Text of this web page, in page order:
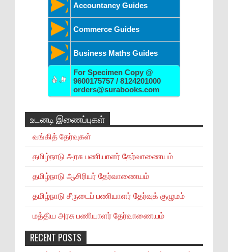
Accountancy Guides
Commerce Guides
Business Maths Guides
For Specimen Copy @
9600175757 / 8124201000
orders@surabooks.com
உடனடி இணைப்புகள்
வங்கித் தேர்வுகள்
தமிழ்நாடு அரசு பணியாளர் தேர்வாணையம்
தமிழ்நாடு ஆசிரியர் தேர்வாணையம்
தமிழ்நாடு சீருடைப் பணியாளர் தேர்வுக் குழுமம்
மத்திய அரசு பணியாளர் தேர்வாணையம்
RECENT POSTS